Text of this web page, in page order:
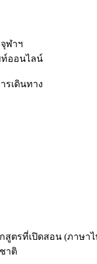
ฬาฯ
ออนไลน์
รเดินทาง
สูตรที่เปิดสอน (ภาษาไ
าติ